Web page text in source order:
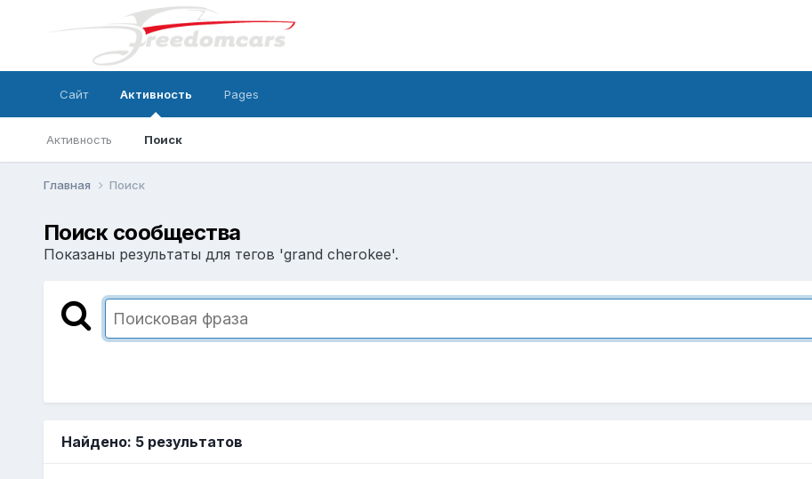
Сайт Активность
Активность Поиск
Pages
Главная Поиск
Поиск сообщества
Показаны результаты для тегов 'grand cherokee'.
Найдено: 5 результатов